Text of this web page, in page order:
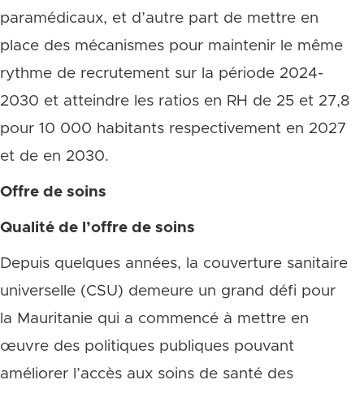
paramédicaux, et d’autre part de mettre en
place des mécanismes pour maintenir le même
rythme de recrutement sur la période 2024-
2030 et atteindre les ratios en RH de 25 et 27,8
pour 10 000 habitants respectivement en 2027
et de en 2030.
Offre de soins
Qualité de l’offre de soins
Depuis quelques années, la couverture sanitaire
universelle (CSU) demeure un grand défi pour
la Mauritanie qui a commencé à mettre en
œuvre des politiques publiques pouvant
améliorer l’accès aux soins de santé des